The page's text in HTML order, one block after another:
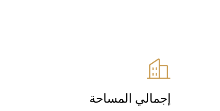
إجمالي المساحة